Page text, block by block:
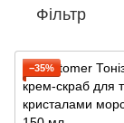
Фільтр
−35%